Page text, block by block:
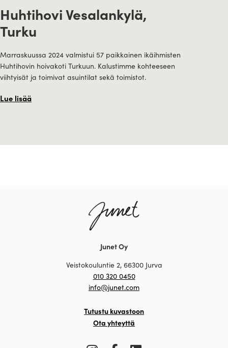
Huhtihovi Vesalankylä,
Turku
Marraskuussa 2024 valmistui 57 paikkainen ikäihmisten
Huhtihovin hoivakoti Turkuun. Kalustimme kohteeseen
viihtyisät ja toimivat asuintilat sekä toimistot.
Lue lisää
Junet Oy
Veistokouluntie 2, 66300 Jurva
010 320 0450
info@junet.com
Tutustu kuvastoon
Ota yhteyttä